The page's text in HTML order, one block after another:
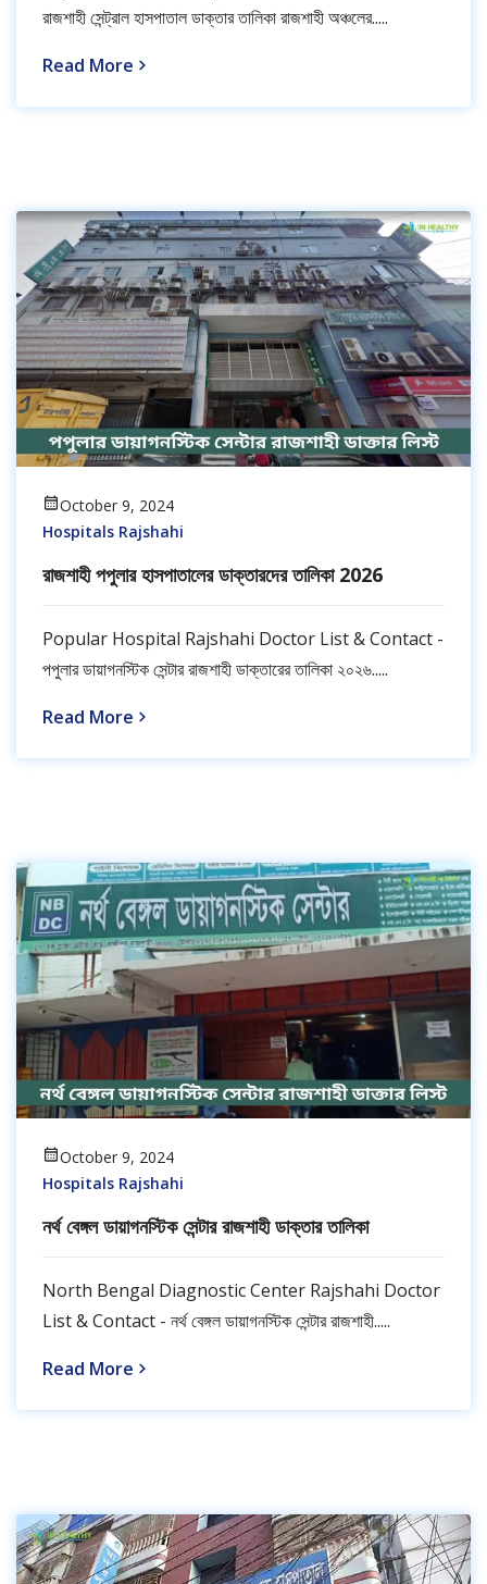
রাজশাহী সেন্ট্রাল হাসপাতাল ডাক্তার তালিকা রাজশাহী অঞ্চলের.....
Read More
October 9, 2024
Hospitals Rajshahi
রাজশাহী পপুলার হাসপাতালের ডাক্তারদের তালিকা 2026
Popular Hospital Rajshahi Doctor List & Contact -
পপুলার ডায়াগনস্টিক সেন্টার রাজশাহী ডাক্তারের তালিকা ২০২৬.....
Read More
October 9, 2024
Hospitals Rajshahi
নর্থ বেঙ্গল ডায়াগনস্টিক সেন্টার রাজশাহী ডাক্তার তালিকা
North Bengal Diagnostic Center Rajshahi Doctor
List & Contact - নর্থ বেঙ্গল ডায়াগনস্টিক সেন্টার রাজশাহী.....
Read More